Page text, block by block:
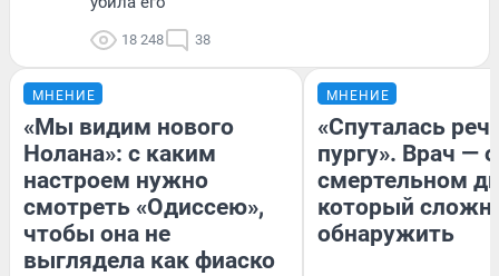
18 248 38
МНЕНИЕ
«Мы видим нового
Нолана»: с каким
настроем нужно
смотреть «Одиссею»,
чтобы она не
выглядела как фиаско
МНЕНИЕ
«Спуталась
пургу». Врач — о
смертельном
который
обнаружить